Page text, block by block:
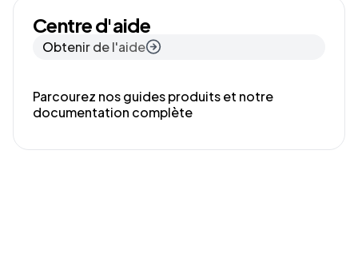
Centre d'aide
Obtenir de l'aide
Parcourez nos guides produits et notre
documentation complète